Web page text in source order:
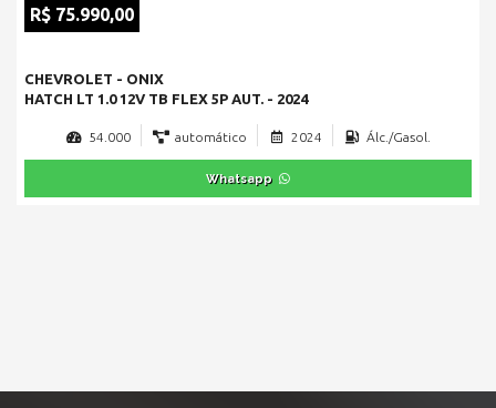
R$ 75.990,00
CHEVROLET - ONIX
HATCH LT 1.0 12V TB FLEX 5P AUT. - 2024
54.000 automático 2024 Álc./Gasol.
Whatsapp